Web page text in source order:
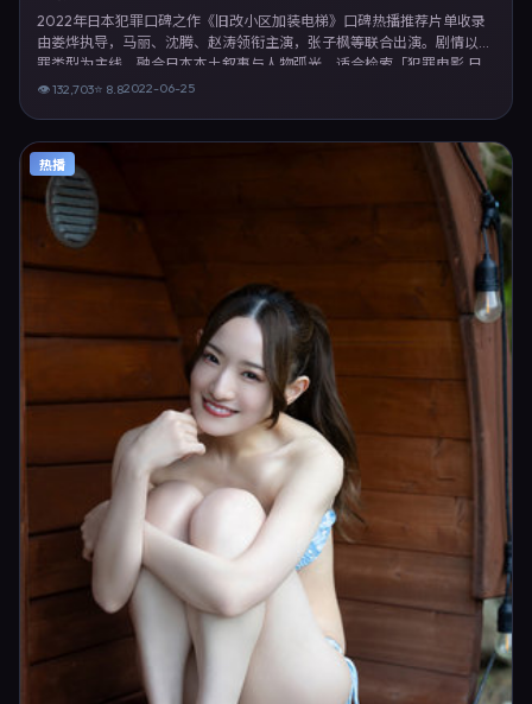
2022年日本犯罪口碑之作《旧改小区加装电梯》口碑热播推荐片单收录
由娄烨执导，马丽、沈腾、赵涛领衔主演，张子枫等联合出演。剧情以犯
罪类型为主线，融合日本本土叙事与人物弧光，适合检索「犯罪电影 日
本 娄烨 马丽」等关键词的观众。2022年6月25日起在日本地区网络平台
👁132,703⭐ 8.82022-06-25
热播